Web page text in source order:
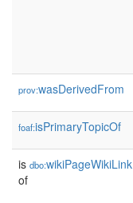
prov:wasDerivedFrom
foaf:isPrimaryTopicOf
is dbo:wikiPageWikiLink
of